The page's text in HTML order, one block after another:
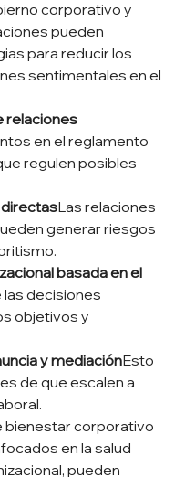
corporativo y
pueden
para reducir los
sentimentales en el
relaciones
en el reglamento
regulen posibles
directasLas relaciones
generar riesgos
basada en el
decisiones
objetivos y
y mediaciónEsto
de que escalen a
bienestar corporativo
en la salud
pueden